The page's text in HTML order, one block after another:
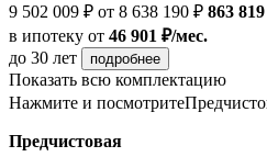
9 502 009 ₽ от 8 638 190 ₽ 863
в ипотеку от 46 901 ₽/мес.
до 30 лет
подробнее
Показать всю комплектацию
Нажмите и посмотрите
Предчистовая